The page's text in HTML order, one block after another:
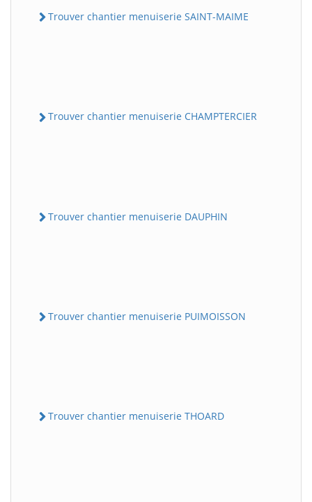
Trouver chantier menuiserie SAINT-MAIME
Trouver chantier menuiserie CHAMPTERCIER
Trouver chantier menuiserie DAUPHIN
Trouver chantier menuiserie PUIMOISSON
Trouver chantier menuiserie THOARD